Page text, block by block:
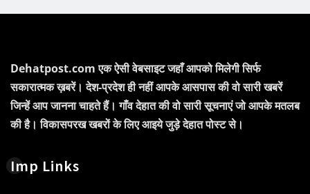
Dehatpost.com एक ऐसी वेबसाइट जहाँ आपको मिलेगी सिर्फ
सकारात्मक ख़बरें। देश-प्रदेश ही नहीं आपके आसपास की वो सारी खबरें
जिन्हें आप जानना चाहते हैं। गाँव देहात की वो सारी सूचनाएं जो आपके मतलब
की है। विकासपरख खबरों के लिए आइये जुड़े देहात पोस्ट से।
Imp Links